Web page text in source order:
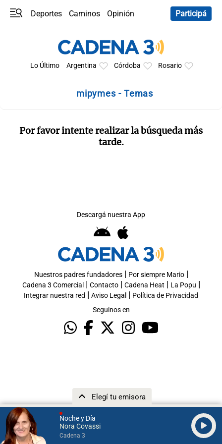
Noche y Día
Nora Covassi
Cadena 3
Elegí tu emisora
Deportes Caminos
Opinión
Participá
Lo Último Argentina Córdoba Rosario
mipymes - Temas
Por favor intente realizar la búsqueda más
tarde.
Descargá nuestra App
Nuestros padres fundadores| Por siempre Mario|
Cadena 3 Comercial | Contacto| Cadena Heat | La Popu |
Integrar nuestra red | Aviso Legal | Política de Privacidad
Seguinos en